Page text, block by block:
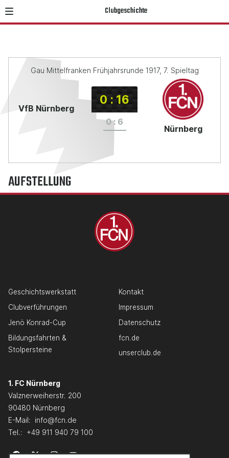
Clubgeschichte
Gau Mittelfranken Frühjahrsrunde 1917, 7. Spieltag
VfB Nürnberg
0 : 16
0 : 6
Nürnberg
AUFSTELLUNG
Geschichtswerkstatt
Clubverführungen
Jenö Konrad-Cup
Bildungsfahrten &
Stolpersteine
Kontakt
Impressum
Datenschutz
fcn.de
unserclub.de
1. FC Nürnberg
Valznerweiherstr. 200
90480 Nürnberg
E-Mail: info@fcn.de
Tel.: +49 911 940 79 100